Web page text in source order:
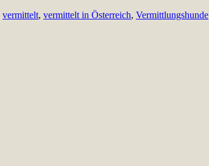
vermittelt, vermittelt in Österreich, Vermittlungshunde